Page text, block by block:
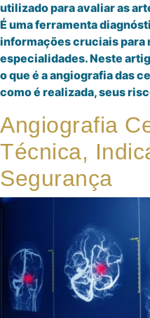
utilizado para avaliar as
É uma ferramenta
informações cruciais para
especialidades. Neste
o que é a angiografia das
como é realizada, seus
Angiografia
Técnica,
Segurança